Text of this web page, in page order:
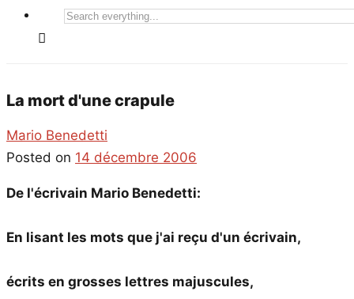
Search
La mort d'une crapule
Mario Benedetti
Posted on 14 décembre 2006
De l'écrivain Mario Benedetti:
En lisant les mots que j'ai reçu d'un écrivain,
écrits en grosses lettres majuscules,